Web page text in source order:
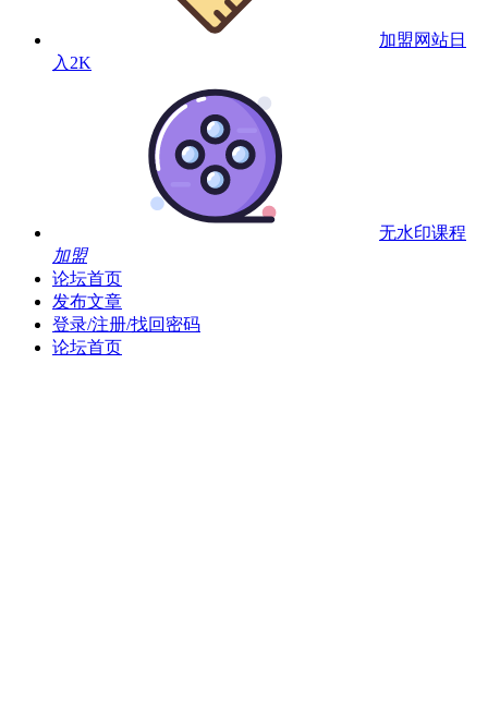
加盟网站日
入2K
无水印课程
加盟
论坛首页
发布文章
登录/注册/找回密码
论坛首页